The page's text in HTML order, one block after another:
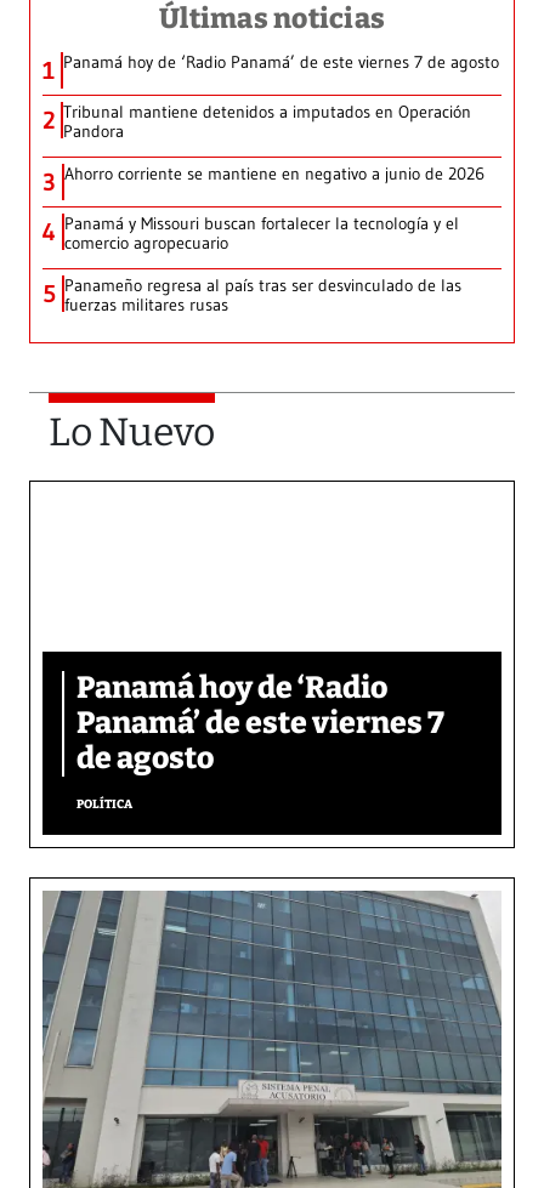
Últimas noticias
1 Panamá hoy de ‘Radio Panamá’ de este viernes 7 de agosto
2 Tribunal mantiene detenidos a imputados en Operación
Pandora
3 Ahorro corriente se mantiene en negativo a junio de 2026
4 Panamá y Missouri buscan fortalecer la tecnología y el
comercio agropecuario
5 Panameño regresa al país tras ser desvinculado de las
fuerzas militares rusas
Lo Nuevo
Panamá hoy de ‘Radio
Panamá’ de este viernes 7
de agosto
POLÍTICA